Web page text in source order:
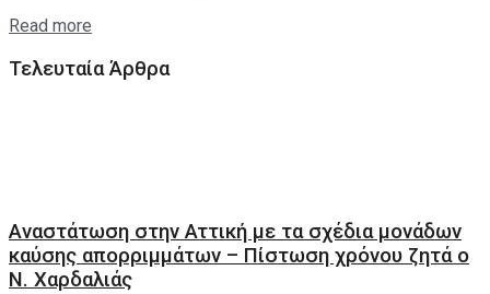
Read more
Τελευταία Άρθρα
Αναστάτωση στην Αττική με τα σχέδια μονάδων
καύσης απορριμμάτων – Πίστωση χρόνου ζητά ο
Ν. Χαρδαλιάς